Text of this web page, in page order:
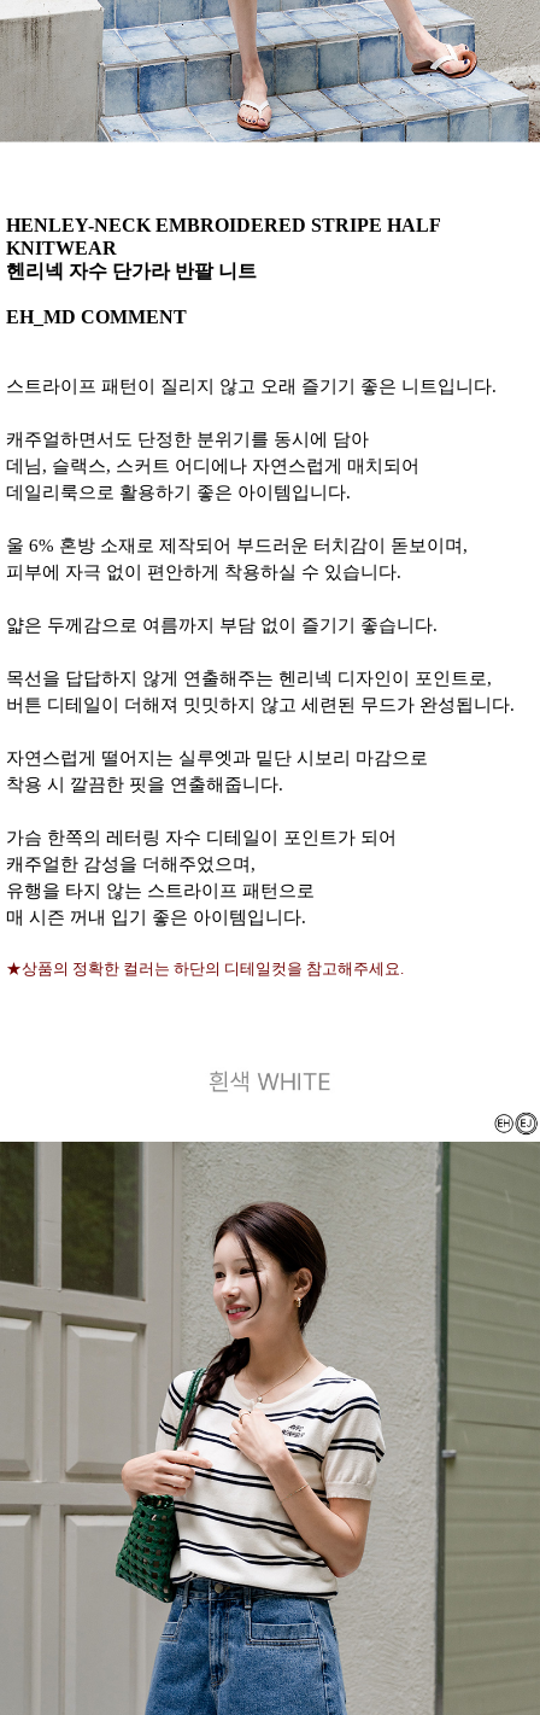
HENLEY-NECK EMBROIDERED STRIPE HALF
KNITWEAR
헨리넥 자수 단가라 반팔 니트
EH_MD COMMENT
스트라이프 패턴이 질리지 않고 오래 즐기기 좋은 니트입니다.
캐주얼하면서도 단정한 분위기를 동시에 담아
데님, 슬랙스, 스커트 어디에나 자연스럽게 매치되어
데일리룩으로 활용하기 좋은 아이템입니다.
울 6% 혼방 소재로 제작되어 부드러운 터치감이 돋보이며,
피부에 자극 없이 편안하게 착용하실 수 있습니다.
얇은 두께감으로 여름까지 부담 없이 즐기기 좋습니다.
목선을 답답하지 않게 연출해주는 헨리넥 디자인이 포인트로,
버튼 디테일이 더해져 밋밋하지 않고 세련된 무드가 완성됩니다.
자연스럽게 떨어지는 실루엣과 밑단 시보리 마감으로
착용 시 깔끔한 핏을 연출해줍니다.
가슴 한쪽의 레터링 자수 디테일이 포인트가 되어
캐주얼한 감성을 더해주었으며,
유행을 타지 않는 스트라이프 패턴으로
매 시즌 꺼내 입기 좋은 아이템입니다.
★상품의 정확한 컬러는 하단의 디테일컷을 참고해주세요.